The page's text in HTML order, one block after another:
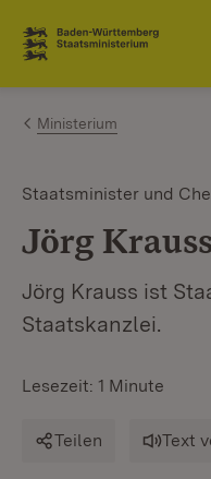
Zum Inhalt
Link zur Startseite
Ministerium
Staatsminister und
Jörg
Jörg Krauss ist
Staatskanzlei.
Lesezeit: 1 Minute
Teilen Text